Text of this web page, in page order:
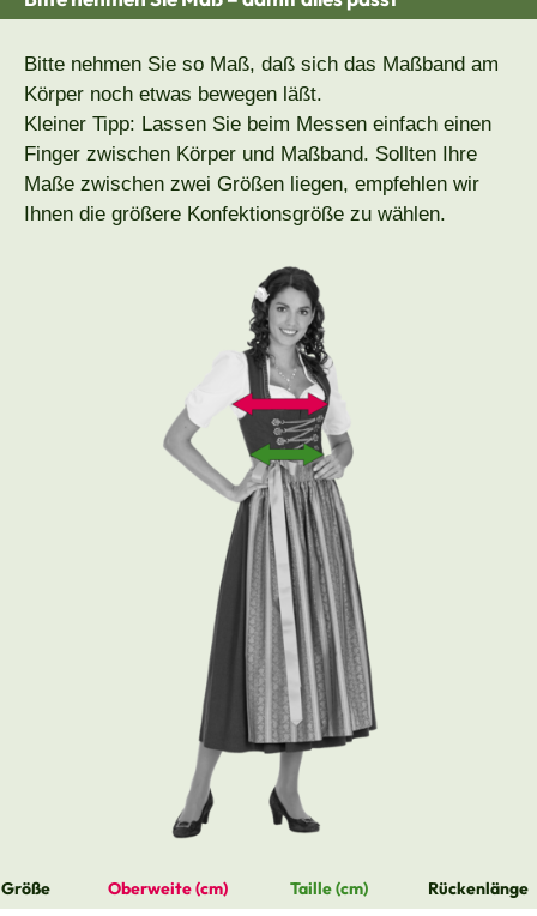
Bitte nehmen Sie so Maß, daß sich das Maßband am
Körper noch etwas bewegen läßt.
Kleiner Tipp: Lassen Sie beim Messen einfach einen
Finger zwischen Körper und Maßband. Sollten Ihre
Maße zwischen zwei Größen liegen, empfehlen wir
Ihnen die größere Konfektionsgröße zu wählen.
Größe Oberweite (cm) Taille (cm)
Rückenlänge